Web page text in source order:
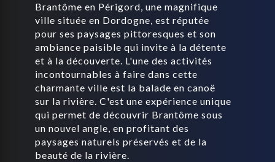
Brantôme en Périgord, une magnifique
ville située en Dordogne, est réputée
pour ses paysages pittoresques et son
ambiance paisible qui invite à la détente
et à la découverte. L'une des activités
incontournables à faire dans cette
charmante ville est la balade en canoë
sur la rivière. C'est une expérience unique
qui permet de découvrir Brantôme sous
un nouvel angle, en profitant des
paysages naturels préservés et de la
beauté de la rivière.